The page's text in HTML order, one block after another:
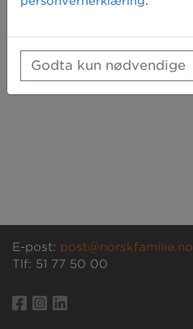
E-post: post@norskfamilie.no
Tlf: 51 77 50 00
Godta kun nødvendige